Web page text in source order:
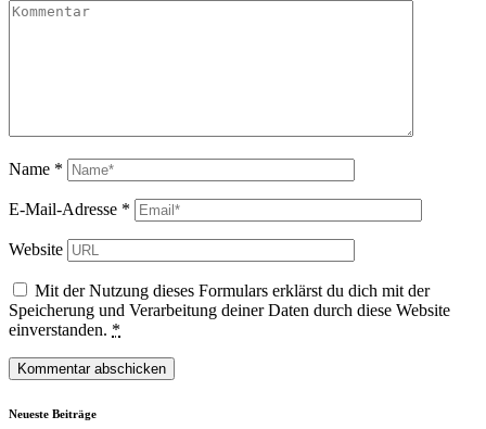
Name *
E-Mail-Adresse *
Website
Mit der Nutzung dieses Formulars erklärst du dich mit der
Speicherung und Verarbeitung deiner Daten durch diese Website
einverstanden. *
Neueste Beiträge